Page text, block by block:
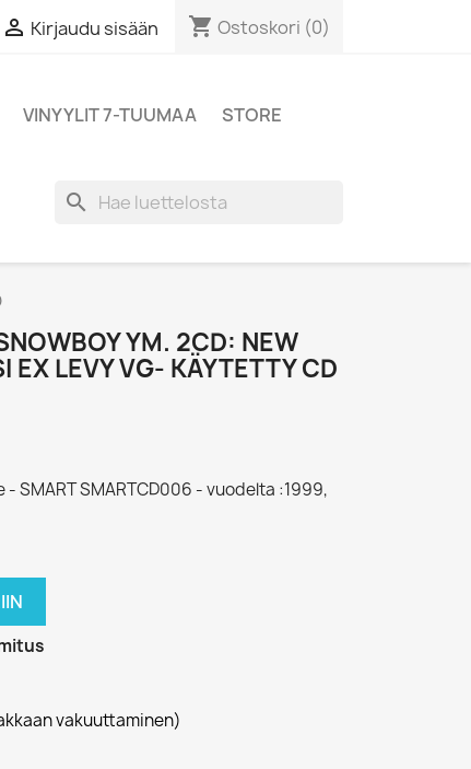
 Kirjaudu sisään shopping_cart Ostoskori (0)
VINYYLIT 7-TUUMAA
STORE
search
YM. 2CD: NEW
EX LEVY VG- KÄYTETTY CD
SMART SMARTCD006 - vuodelta :1999,
vakuuttaminen)